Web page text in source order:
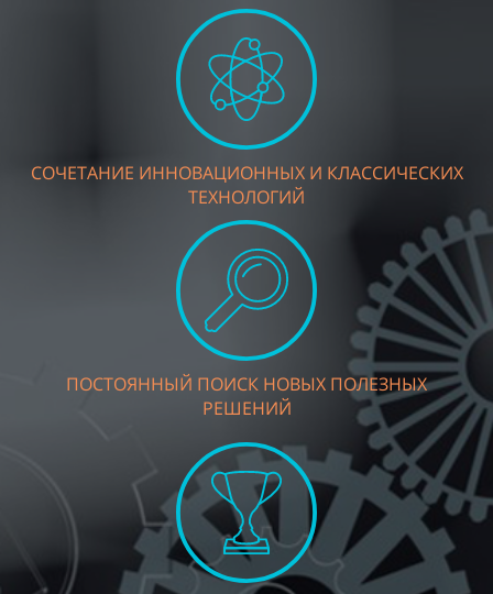
СОЧЕТАНИЕ ИННОВАЦИОННЫХ И КЛАССИЧЕСКИХ
ТЕХНОЛОГИЙ
ПОСТОЯННЫЙ ПОИСК НОВЫХ ПОЛЕЗНЫХ
РЕШЕНИЙ